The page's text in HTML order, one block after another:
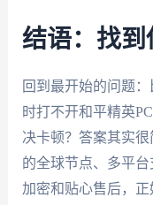
结语：找到
回到最开始的问题
时打不开和平精英
决卡顿？答案其实
的全球节点、多平
加密和贴心售后，